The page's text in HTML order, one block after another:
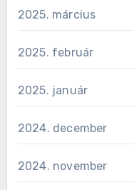
2025. március
2025. február
2025. január
2024. december
2024. november